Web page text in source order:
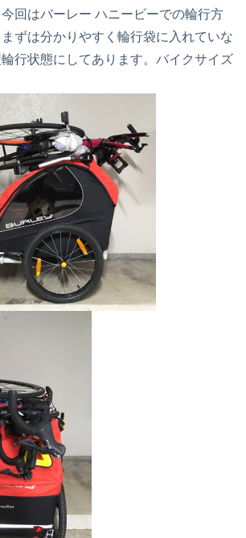
回はバーレー ハニービーでの輪行方
ずは分かりやすく輪行袋に入れていな
行状態にしてあります。バイクサイズ